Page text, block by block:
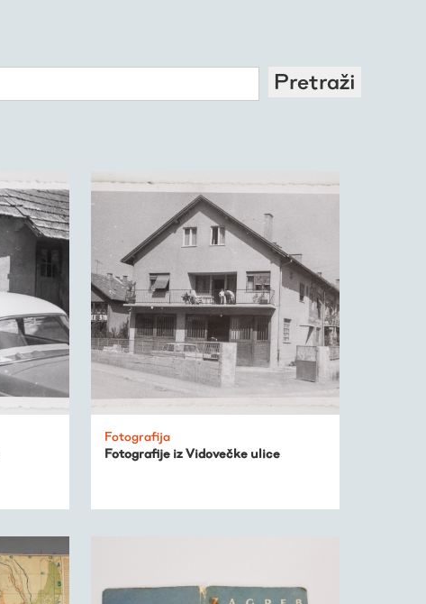
Pretraži
Fotografija
Fotografije iz Vidovečke ulice